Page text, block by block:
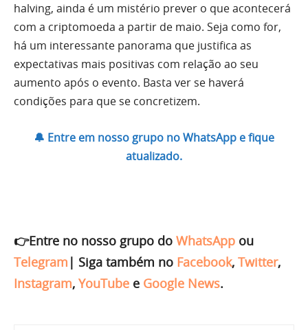
halving, ainda é um mistério prever o que acontecerá
com a criptomoeda a partir de maio. Seja como for,
há um interessante panorama que justifica as
expectativas mais positivas com relação ao seu
aumento após o evento. Basta ver se haverá
condições para que se concretizem.
🔔 Entre em nosso grupo no WhatsApp e fique
atualizado.
👉Entre no nosso grupo do WhatsApp ou
Telegram | Siga também no Facebook, Twitter,
Instagram, YouTube e Google News.